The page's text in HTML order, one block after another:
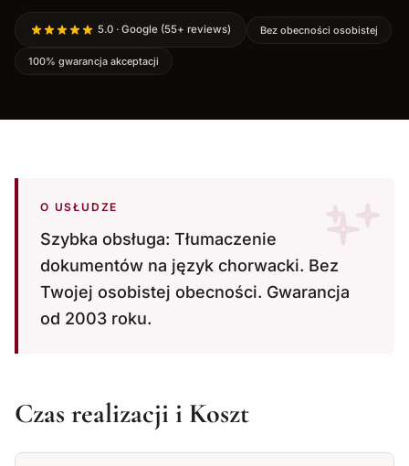
5.0 · Google (55+ reviews) Bez obecności osobistej
100% gwarancja akceptacji
O USŁUDZE
Szybka obsługa: Tłumaczenie
dokumentów na język chorwacki. Bez
Twojej osobistej obecności. Gwarancja
od 2003 roku.
Czas realizacji i Koszt